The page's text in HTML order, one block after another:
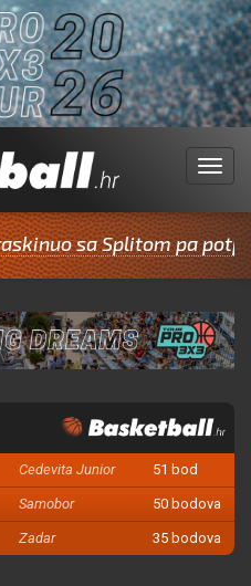
Menu
Splitom pa potpisao za
Cedevita Junior 51 bod
Samobor 50 bodova
Zadar 35 bodova